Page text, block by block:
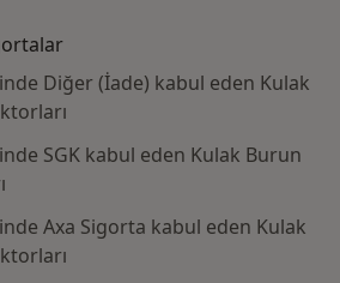
Diğer (İade) kabul eden Kulak
SGK kabul eden Kulak Burun
Axa Sigorta kabul eden Kulak